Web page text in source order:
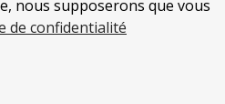
nous supposerons que vous
de confidentialité